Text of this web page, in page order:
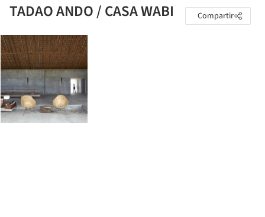
TADAO ANDO / CASA WABI Compartir